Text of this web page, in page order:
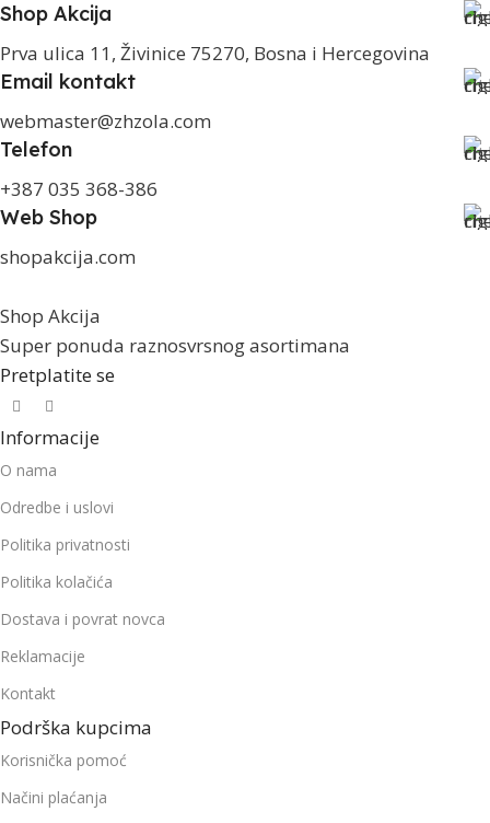
Shop Akcija
Prva ulica 11, Živinice 75270, Bosna i Hercegovina
Email kontakt
webmaster@zhzola.com
Telefon
+387 035 368-386
Web Shop
shopakcija.com
Shop Akcija
Super ponuda raznosvrsnog asortimana
Pretplatite se
Informacije
O nama
Odredbe i uslovi
Politika privatnosti
Politika kolačića
Dostava i povrat novca
Reklamacije
Kontakt
Podrška kupcima
Korisnička pomoć
Načini plaćanja